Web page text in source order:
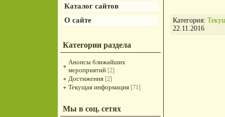
Каталог сайтов
О сайте
Категории раздела
Анонсы ближайших
мероприятий [2]
Достижения [2]
Текущая информация [71]
Мы в соц. сетях
Категория:
22.11.2016